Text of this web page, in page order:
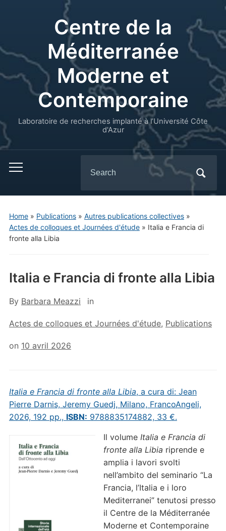
Centre de la
Méditerranée
Moderne et
Contemporaine
Laboratoire de recherches implanté à l’Université Côte
d'Azur
for:
Home» Publications» Autres publications collectives»
Actes de colloques et Journées d'étude» Italia e Francia di
fronte alla Libia
Italia e Francia di fronte alla Libia
By Barbara Meazzi in
Actes de colloques et Journées d'étude, Publications
on 10 avril 2026
Italia e Francia di fronte alla Libia, a cura di: Jean
Pierre Darnis, Jeremy Guedj, Milano, FrancoAngeli,
2026, 192 pp., ISBN: 9788835174882, 33 €.
Il volume Italia e Francia di
fronte alla Libia riprende e
amplia i lavori svolti
nell’ambito del seminario “La
Francia, l’Italia e i loro
Mediterranei” tenutosi presso
il Centre de la Méditerranée
Moderne et Contemporaine